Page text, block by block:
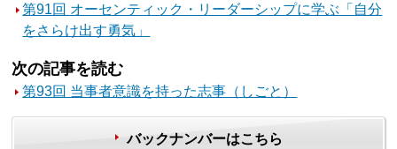
第91回 オーセンティック・リーダーシップに学ぶ「自分
をさらけ出す勇気」
次の記事を読む
第93回 当事者意識を持った志事（しごと）
バックナンバーはこちら